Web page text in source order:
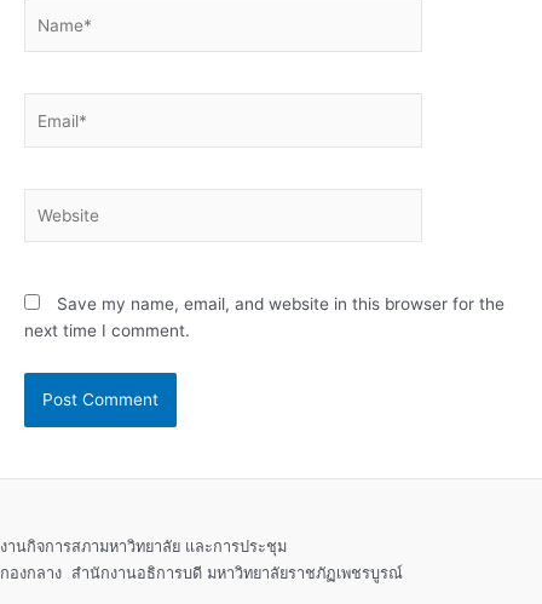
Save my name, email, and website in this browser for the
next time I comment.
งานกิจการสภามหาวิทยาลัย และการประชุม
กองกลาง สำนักงานอธิการบดี มหาวิทยาลัยราชภัฏเพชรบูรณ์